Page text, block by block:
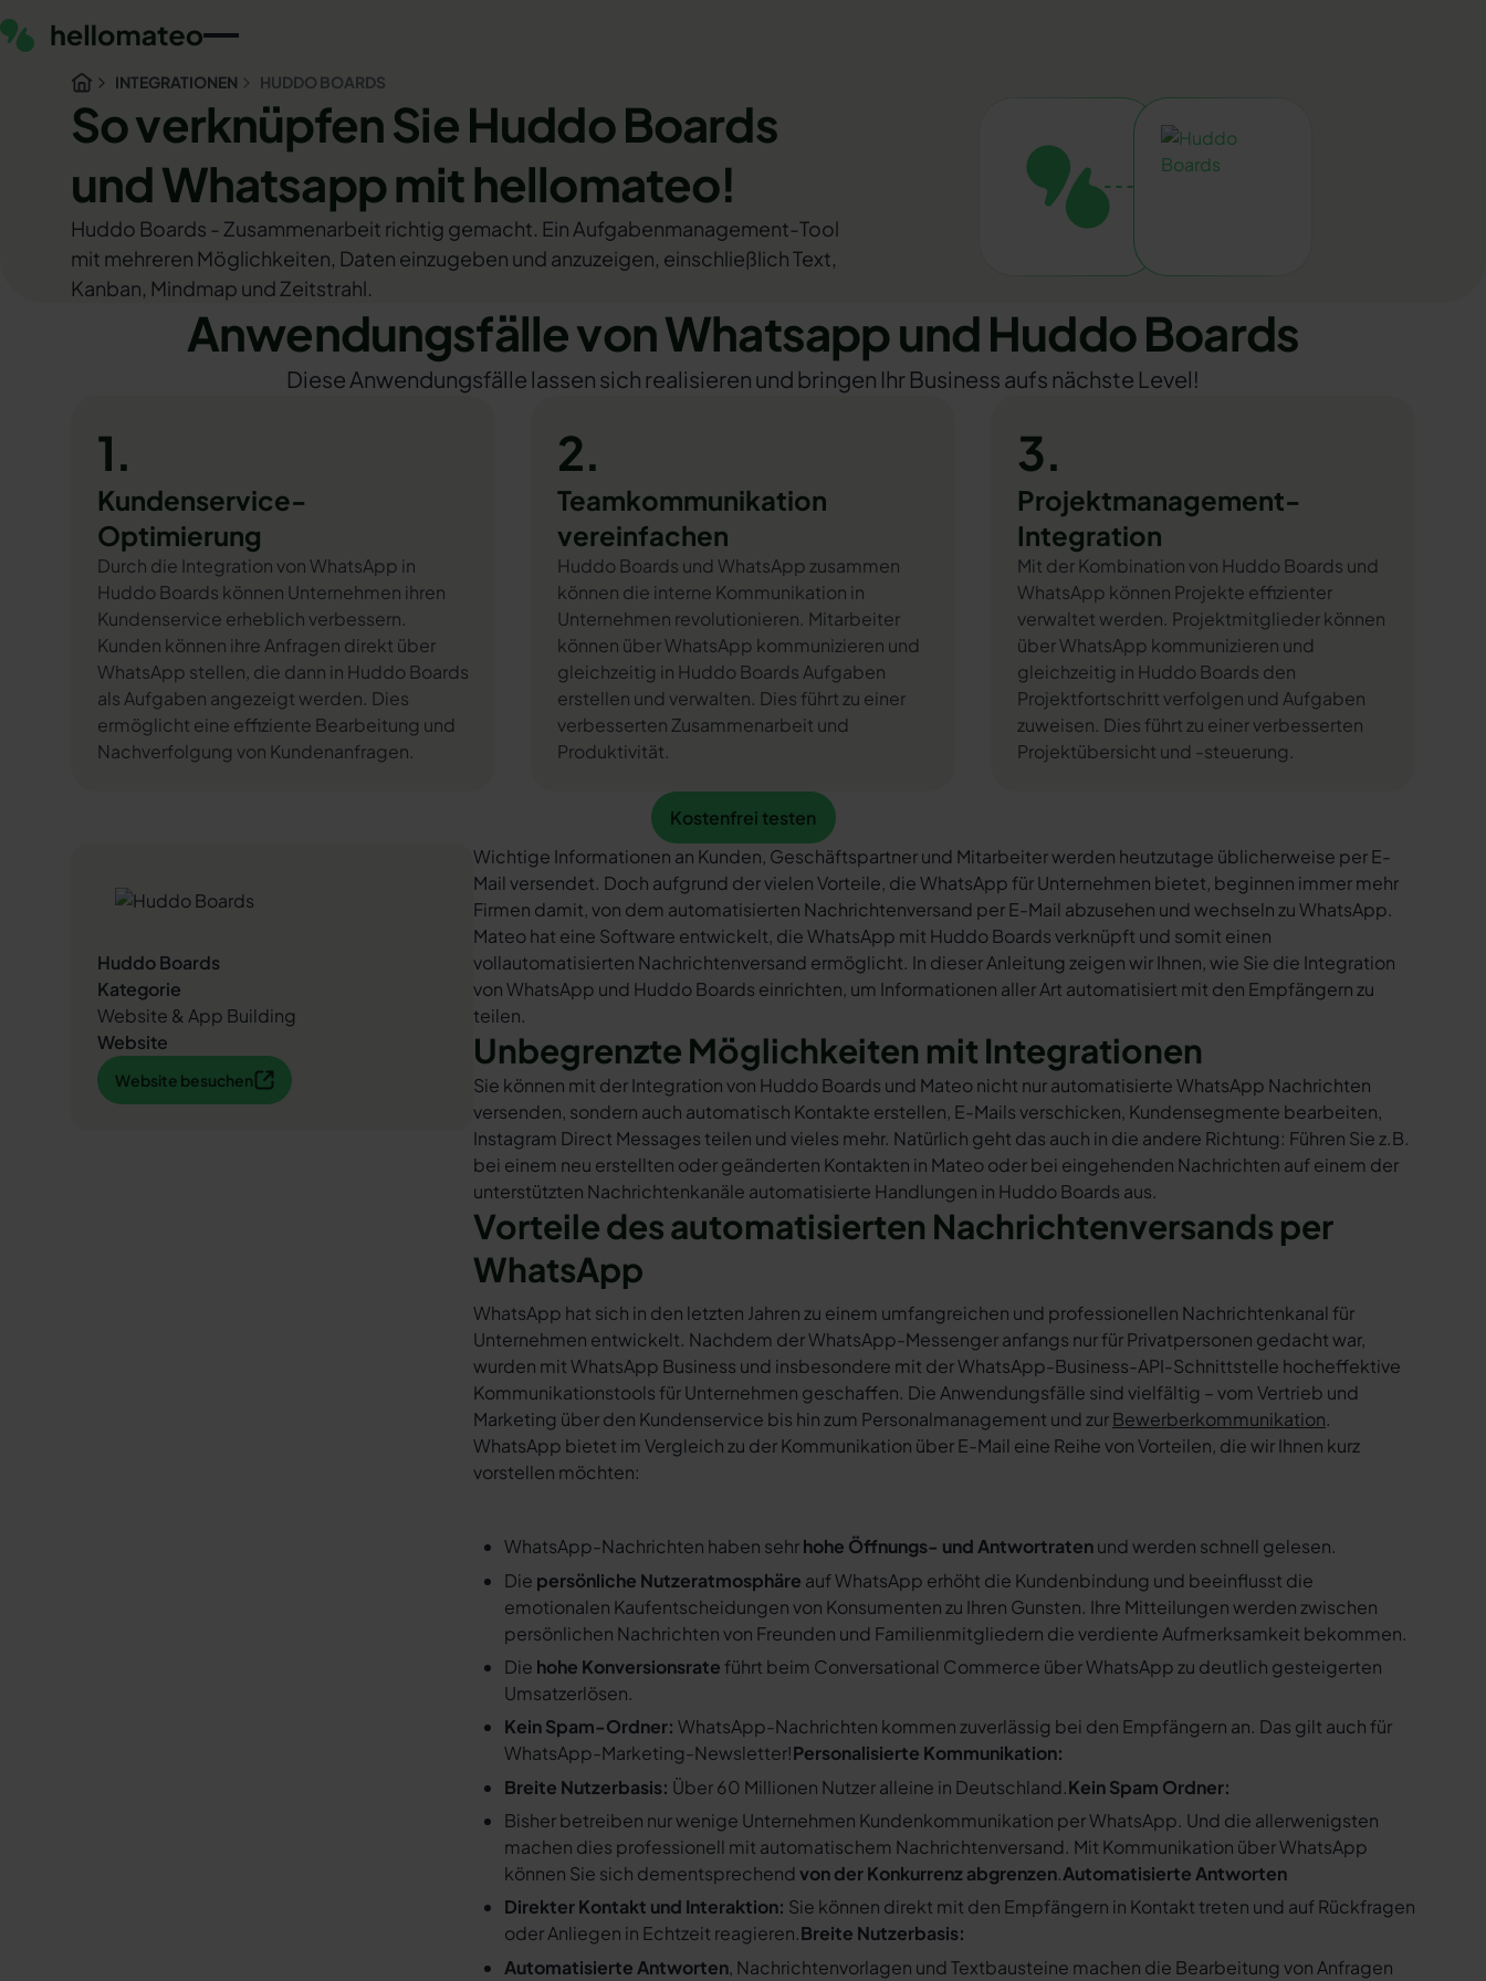
INTEGRATIONEN HUDDO BOARDS
So verknüpfen Sie Huddo Boards
und Whatsapp mit hellomateo!
Huddo Boards - Zusammenarbeit richtig gemacht. Ein Aufgabenmanagement-Tool
mit mehreren Möglichkeiten, Daten einzugeben und anzuzeigen, einschließlich Text,
Kanban, Mindmap und Zeitstrahl.
Anwendungsfälle von Whatsapp und Huddo Boards
Diese Anwendungsfälle lassen sich realisieren und bringen Ihr Business aufs nächste Level!
1.
Kundenservice-
Optimierung
Durch die Integration von WhatsApp in
Huddo Boards können Unternehmen ihren
Kundenservice erheblich verbessern.
Kunden können ihre Anfragen direkt über
WhatsApp stellen, die dann in Huddo Boards
als Aufgaben angezeigt werden. Dies
ermöglicht eine effiziente Bearbeitung und
Nachverfolgung von Kundenanfragen.
2.
Teamkommunikation
vereinfachen
Huddo Boards und WhatsApp zusammen
können die interne Kommunikation in
Unternehmen revolutionieren. Mitarbeiter
können über WhatsApp kommunizieren und
gleichzeitig in Huddo Boards Aufgaben
erstellen und verwalten. Dies führt zu einer
verbesserten Zusammenarbeit und
Produktivität.
3.
Projektmanagement-
Integration
Mit der Kombination von Huddo Boards und
WhatsApp können Projekte effizienter
verwaltet werden. Projektmitglieder können
über WhatsApp kommunizieren und
gleichzeitig in Huddo Boards den
Projektfortschritt verfolgen und Aufgaben
zuweisen. Dies führt zu einer verbesserten
Projektübersicht und -steuerung.
Kostenfrei testen
Kostenfrei testen
Huddo Boards
Kategorie
Website & App Building
Website
Website besuchen
Website besuchen
Wichtige Informationen an Kunden, Geschäftspartner und Mitarbeiter werden heutzutage üblicherweise per E-
Mail versendet. Doch aufgrund der vielen Vorteile, die WhatsApp für Unternehmen bietet, beginnen immer mehr
Firmen damit, von dem automatisierten Nachrichtenversand per E-Mail abzusehen und wechseln zu WhatsApp.
Mateo hat eine Software entwickelt, die WhatsApp mit Huddo Boards verknüpft und somit einen
vollautomatisierten Nachrichtenversand ermöglicht. In dieser Anleitung zeigen wir Ihnen, wie Sie die Integration
von WhatsApp und Huddo Boards einrichten, um Informationen aller Art automatisiert mit den Empfängern zu
teilen.
Unbegrenzte Möglichkeiten mit Integrationen
Sie können mit der Integration von Huddo Boards und Mateo nicht nur automatisierte WhatsApp Nachrichten
versenden, sondern auch automatisch Kontakte erstellen, E-Mails verschicken, Kundensegmente bearbeiten,
Instagram Direct Messages teilen und vieles mehr. Natürlich geht das auch in die andere Richtung: Führen Sie z.B.
bei einem neu erstellten oder geänderten Kontakten in Mateo oder bei eingehenden Nachrichten auf einem der
unterstützten Nachrichtenkanäle automatisierte Handlungen in Huddo Boards aus.
Vorteile des automatisierten Nachrichtenversands per
WhatsApp
WhatsApp hat sich in den letzten Jahren zu einem umfangreichen und professionellen Nachrichtenkanal für
Unternehmen entwickelt. Nachdem der WhatsApp-Messenger anfangs nur für Privatpersonen gedacht war,
wurden mit WhatsApp Business und insbesondere mit der WhatsApp-Business-API-Schnittstelle hocheffektive
Kommunikationstools für Unternehmen geschaffen. Die Anwendungsfälle sind vielfältig – vom Vertrieb und
Marketing über den Kundenservice bis hin zum Personalmanagement und zurBewerberkommunikation.
WhatsApp bietet im Vergleich zu der Kommunikation über E-Mail eine Reihe von Vorteilen, die wir Ihnen kurz
vorstellen möchten:
WhatsApp-Nachrichten haben sehrhohe Öffnungs- und Antwortratenund werden schnell gelesen.
Die persönliche Nutzeratmosphäre auf WhatsApp erhöht die Kundenbindung und beeinflusst die
emotionalen Kaufentscheidungen von Konsumenten zu Ihren Gunsten. Ihre Mitteilungen werden zwischen
persönlichen Nachrichten von Freunden und Familienmitgliedern die verdiente Aufmerksamkeit bekommen.
Die hohe Konversionsrate führt beim Conversational Commerce über WhatsApp zu deutlich gesteigerten
Umsatzerlösen.
Kein Spam-Ordner: WhatsApp-Nachrichten kommen zuverlässig bei den Empfängern an. Das gilt auch für
WhatsApp-Marketing-Newsletter!Personalisierte Kommunikation:
Breite Nutzerbasis: Über 60 Millionen Nutzer alleine in Deutschland.Kein Spam Ordner:
Bisher betreiben nur wenige Unternehmen Kundenkommunikation per WhatsApp. Und die allerwenigsten
machen dies professionell mit automatischem Nachrichtenversand. Mit Kommunikation über WhatsApp
können Sie sich dementsprechendvon der Konkurrenz abgrenzen.Automatisierte Antworten
Direkter Kontakt und Interaktion: Sie können direkt mit den Empfängern in Kontakt treten und auf Rückfragen
oder Anliegen in Echtzeit reagieren.Breite Nutzerbasis:
Automatisierte Antworten, Nachrichtenvorlagen und Textbausteine machen die Bearbeitung von Anfragen